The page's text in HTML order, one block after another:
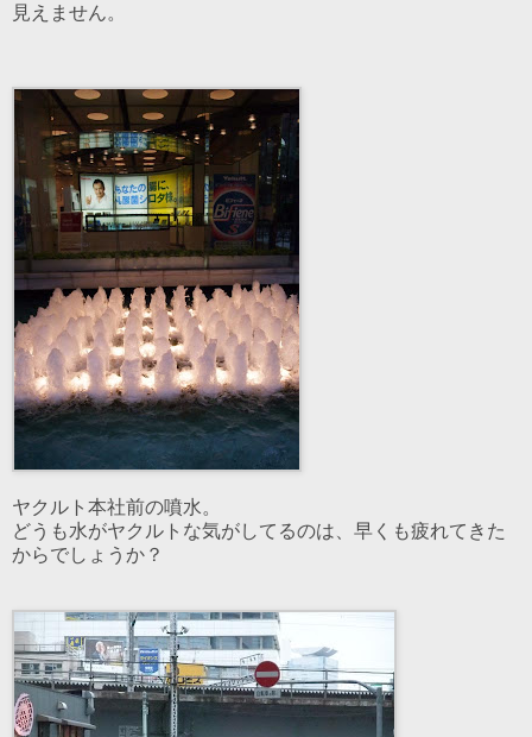
見えません。
ヤクルト本社前の噴水。
どうも水がヤクルトな気がしてるのは、早くも疲れてきた
からでしょうか？